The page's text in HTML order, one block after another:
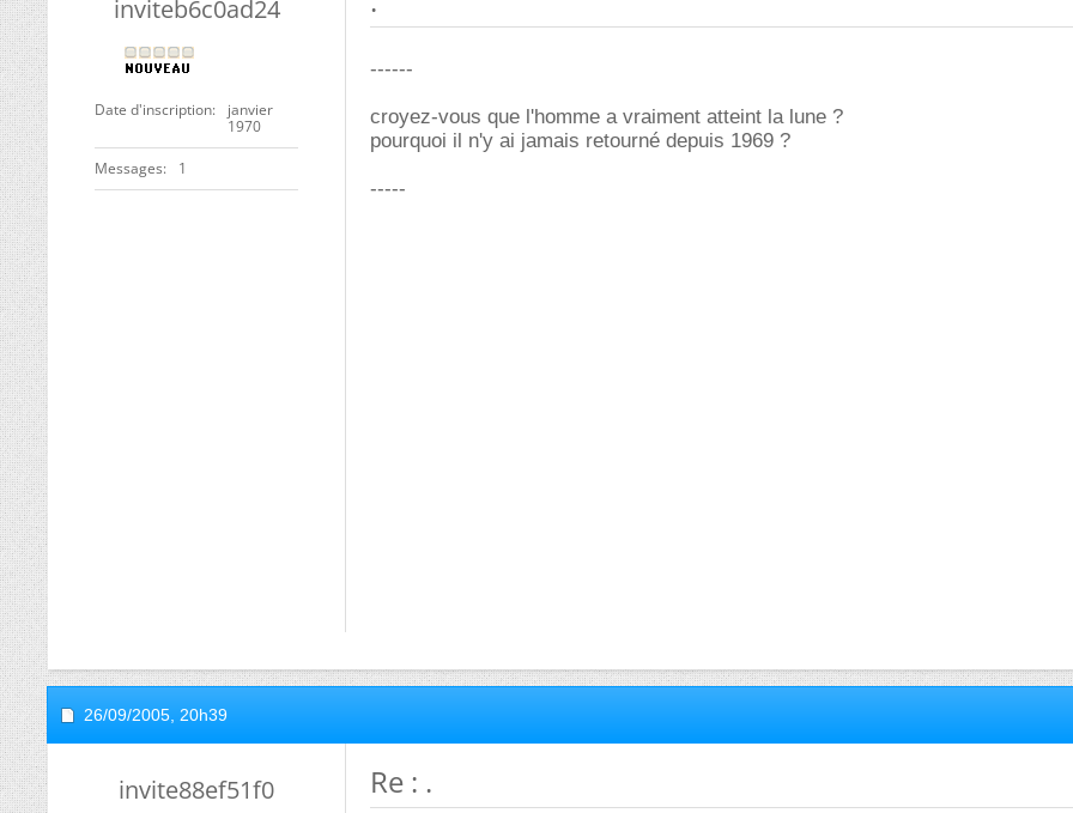
inviteb6c0ad24
Date d'inscription
janvier
1970
Messages 1
------
croyez-vous que l'homme a vraiment atteint la lune ?
pourquoi il n'y ai jamais retourné depuis 1969 ?
-----
26/09/2005, 20h39
invite88ef51f0 Re : .